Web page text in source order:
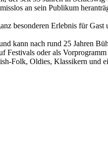
an sein Publikum
besonderen Erlebnis für Gast
kann nach rund 25 Jahren
Festivals oder als
Folk, Oldies, Klassikern und